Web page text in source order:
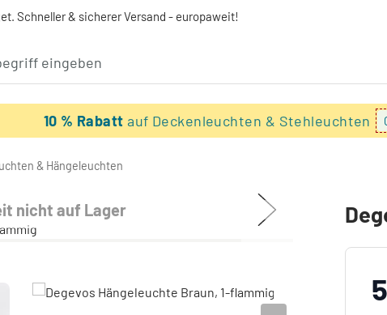
Schneller & sicherer Versand - europaweit!
10 % Rabattauf Deckenleuchten & Stehleuchten
& Hängeleuchten
nicht auf Lager